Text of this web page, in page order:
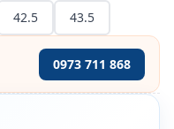
42.5 43.5
0973 711 868